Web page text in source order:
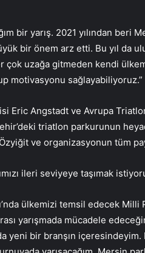
bir yarış. 2021 yılından beri
bir önem arz etti. Bu yıl da
uzağa gitmeden kendi
motivasyonu sağlayabiliyoruz.”
Eric Angstadt ve Avrupa
triatlon parkurunun
ve organizasyonun tüm
ileri seviyeye taşımak
ülkemizi temsil edecek
yarışmada mücadele
yeni bir branşın içeresindeyim.